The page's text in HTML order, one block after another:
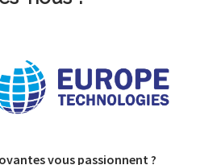
vous passionnent ?